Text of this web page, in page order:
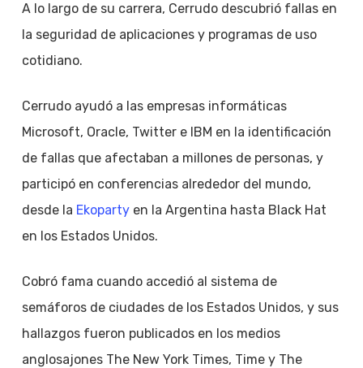
A lo largo de su carrera, Cerrudo descubrió fallas en
la seguridad de aplicaciones y programas de uso
cotidiano.
Cerrudo ayudó a las empresas informáticas
Microsoft, Oracle, Twitter e IBM en la identificación
de fallas que afectaban a millones de personas, y
participó en conferencias alrededor del mundo,
desde la Ekopartyen la Argentina hasta Black Hat
en los Estados Unidos.
Cobró fama cuando accedió al sistema de
semáforos de ciudades de los Estados Unidos, y sus
hallazgos fueron publicados en los medios
anglosajones The New York Times, Time y The